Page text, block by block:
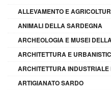
ALLEVAMENTO E
ANIMALI DELLA SARDEGNA
ARCHEOLOGIA E MUSEI
ARCHITETTURA E
ARCHITETTURA
ARTIGIANATO SARDO